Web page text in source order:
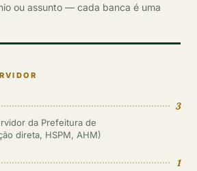
ou assunto — cada banca é uma
3
da Prefeitura de
direta, HSPM, AHM)
1